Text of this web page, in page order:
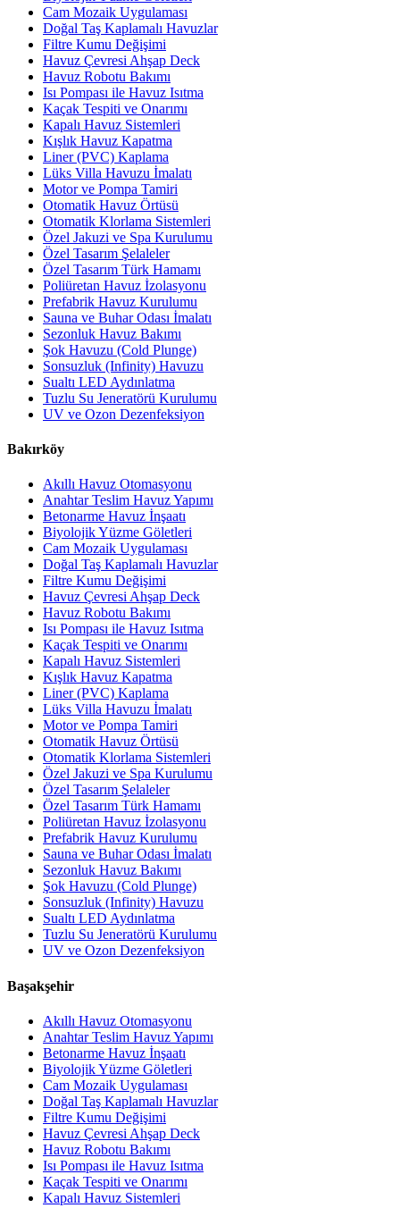
Cam Mozaik Uygulaması
Doğal Taş Kaplamalı Havuzlar
Filtre Kumu Değişimi
Havuz Çevresi Ahşap Deck
Havuz Robotu Bakımı
Isı Pompası ile Havuz Isıtma
Kaçak Tespiti ve Onarımı
Kapalı Havuz Sistemleri
Kışlık Havuz Kapatma
Liner (PVC) Kaplama
Lüks Villa Havuzu İmalatı
Motor ve Pompa Tamiri
Otomatik Havuz Örtüsü
Otomatik Klorlama Sistemleri
Özel Jakuzi ve Spa Kurulumu
Özel Tasarım Şelaleler
Özel Tasarım Türk Hamamı
Poliüretan Havuz İzolasyonu
Prefabrik Havuz Kurulumu
Sauna ve Buhar Odası İmalatı
Sezonluk Havuz Bakımı
Şok Havuzu (Cold Plunge)
Sonsuzluk (Infinity) Havuzu
Sualtı LED Aydınlatma
Tuzlu Su Jeneratörü Kurulumu
UV ve Ozon Dezenfeksiyon
Bakırköy
Akıllı Havuz Otomasyonu
Anahtar Teslim Havuz Yapımı
Betonarme Havuz İnşaatı
Biyolojik Yüzme Göletleri
Cam Mozaik Uygulaması
Doğal Taş Kaplamalı Havuzlar
Filtre Kumu Değişimi
Havuz Çevresi Ahşap Deck
Havuz Robotu Bakımı
Isı Pompası ile Havuz Isıtma
Kaçak Tespiti ve Onarımı
Kapalı Havuz Sistemleri
Kışlık Havuz Kapatma
Liner (PVC) Kaplama
Lüks Villa Havuzu İmalatı
Motor ve Pompa Tamiri
Otomatik Havuz Örtüsü
Otomatik Klorlama Sistemleri
Özel Jakuzi ve Spa Kurulumu
Özel Tasarım Şelaleler
Özel Tasarım Türk Hamamı
Poliüretan Havuz İzolasyonu
Prefabrik Havuz Kurulumu
Sauna ve Buhar Odası İmalatı
Sezonluk Havuz Bakımı
Şok Havuzu (Cold Plunge)
Sonsuzluk (Infinity) Havuzu
Sualtı LED Aydınlatma
Tuzlu Su Jeneratörü Kurulumu
UV ve Ozon Dezenfeksiyon
Başakşehir
Akıllı Havuz Otomasyonu
Anahtar Teslim Havuz Yapımı
Betonarme Havuz İnşaatı
Biyolojik Yüzme Göletleri
Cam Mozaik Uygulaması
Doğal Taş Kaplamalı Havuzlar
Filtre Kumu Değişimi
Havuz Çevresi Ahşap Deck
Havuz Robotu Bakımı
Isı Pompası ile Havuz Isıtma
Kaçak Tespiti ve Onarımı
Kapalı Havuz Sistemleri